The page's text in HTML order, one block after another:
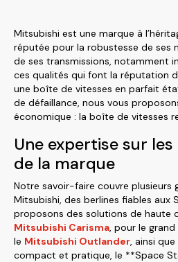
Mitsubishi est une marque à
réputée pour la robustesse de ses
de ses transmissions, notamment
ces qualités qui font la réputation
une boîte de vitesses en parfait
de défaillance, nous vous
économique : la boîte de vitesses
Une expertise sur
de la marque
Notre savoir-faire couvre plusieurs
Mitsubishi, des berlines fiables aux
proposons des solutions de haute
Mitsubishi Carisma, pour le grand
le Mitsubishi Outlander, ainsi
compact et pratique, le **Space